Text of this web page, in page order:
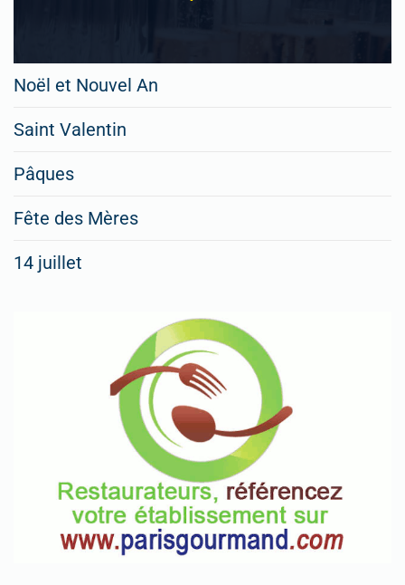
Noël et Nouvel An
Saint Valentin
Pâques
Fête des Mères
14 juillet